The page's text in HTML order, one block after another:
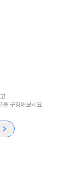
을 구경해보세요